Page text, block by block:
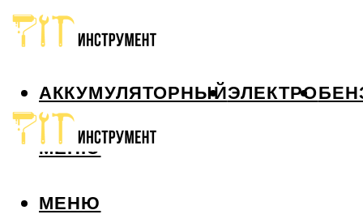
АККУМУЛЯТОРНЫЙЭЛЕКТРО
МЕНЮ
МЕНЮ